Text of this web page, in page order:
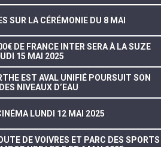
SUR LA CÉRÉMONIE DU 8 MAI
DE FRANCE INTER SERA À LA SUZE
15 MAI 2025
EST AVAL UNIFIÉ POURSUIT SON
NIVEAUX D’EAU
LUNDI 12 MAI 2025
DE VOIVRES ET PARC DES SPORTS